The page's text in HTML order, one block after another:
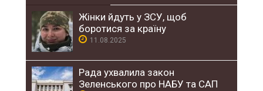
Жінки йдуть у ЗСУ, щоб
боротися за країну
11.08.2025
Рада ухвалила закон
Зеленського про НАБУ та САП